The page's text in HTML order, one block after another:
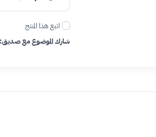
اتبع هذا المنتج
شارك الموضوع مع صديق: